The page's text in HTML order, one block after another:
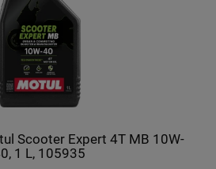
Scooter Expert 4T MB 10W-
1 L, 105935